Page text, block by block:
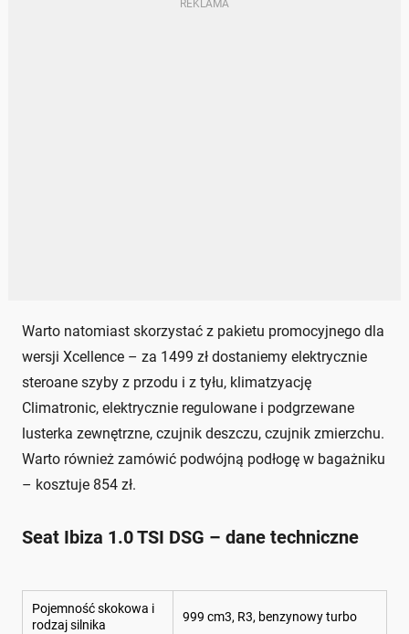
Warto natomiast skorzystać z pakietu promocyjnego dla
wersji Xcellence – za 1499 zł dostaniemy elektrycznie
steroane szyby z przodu i z tyłu, klimatzyację
Climatronic, elektrycznie regulowane i podgrzewane
lusterka zewnętrzne, czujnik deszczu, czujnik zmierzchu.
Warto również zamówić podwójną podłogę w bagażniku
– kosztuje 854 zł.
Seat Ibiza 1.0 TSI DSG – dane techniczne
Pojemność skokowa i
rodzaj silnika
999 cm3, R3, benzynowy turbo